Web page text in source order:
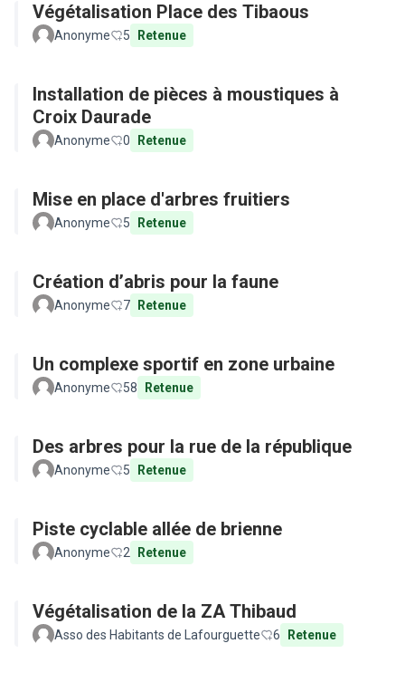
Végétalisation Place des Tibaous
Anonyme 5 Retenue
Installation de pièces à moustiques à
Croix Daurade
Anonyme 0 Retenue
Mise en place d'arbres fruitiers
Anonyme 5 Retenue
Création d’abris pour la faune
Anonyme 7 Retenue
Un complexe sportif en zone urbaine
Anonyme 58 Retenue
Des arbres pour la rue de la république
Anonyme 5 Retenue
Piste cyclable allée de brienne
Anonyme 2 Retenue
Végétalisation de la ZA Thibaud
Asso des Habitants de Lafourguette 6 Retenue